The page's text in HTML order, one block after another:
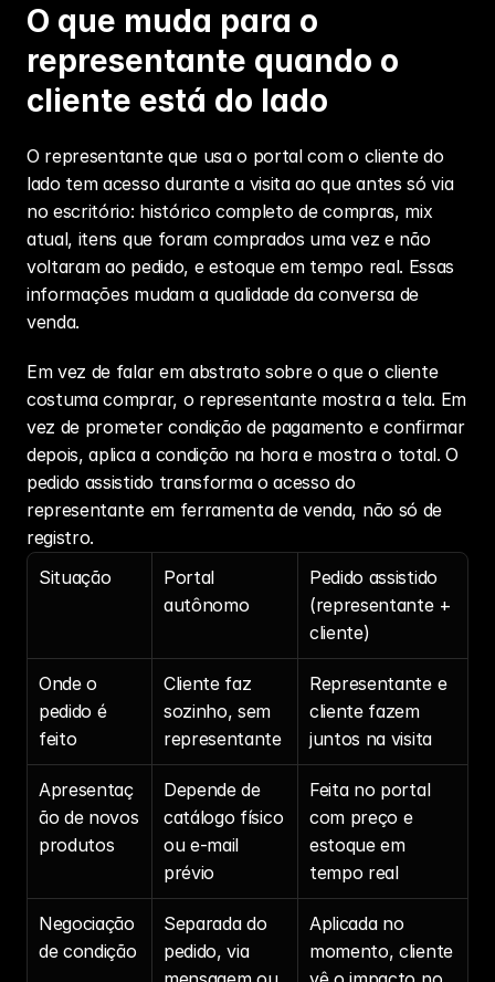
O que muda para o
representante quando o
cliente está do lado
O representante que usa o portal com o cliente do
lado tem acesso durante a visita ao que antes só via
no escritório: histórico completo de compras, mix
atual, itens que foram comprados uma vez e não
voltaram ao pedido, e estoque em tempo real. Essas
informações mudam a qualidade da conversa de
venda.
Em vez de falar em abstrato sobre o que o cliente
costuma comprar, o representante mostra a tela. Em
vez de prometer condição de pagamento e confirmar
depois, aplica a condição na hora e mostra o total. O
pedido assistido transforma o acesso do
representante em ferramenta de venda, não só de
registro.
Situação
Portal
autônomo
Pedido assistido
(representante +
cliente)
Onde o
pedido é
feito
Cliente faz
sozinho, sem
representante
Representante e
cliente fazem
juntos na visita
Apresentaç
ão de novos
produtos
Depende de
catálogo físico
ou e-mail
prévio
Feita no portal
com preço e
estoque em
tempo real
Negociação
de condição
Separada do
pedido, via
Aplicada no
momento, cliente